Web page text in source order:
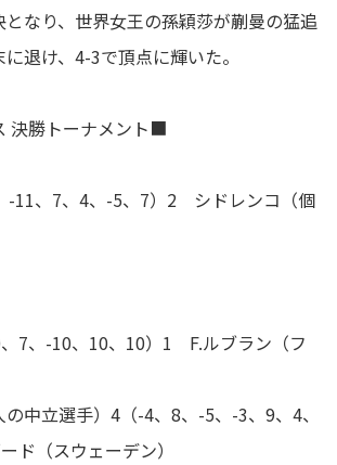
なり、世界女王の孫穎莎が蒯曼の猛追
退け、4-3で頂点に輝いた。
決勝トーナメント■
11、7、4、-5、7）2 シドレンコ（個
7、-10、10、10）1 F.ルブラン（フ
中立選手）4（-4、8、-5、-3、9、4、
（スウェーデン）